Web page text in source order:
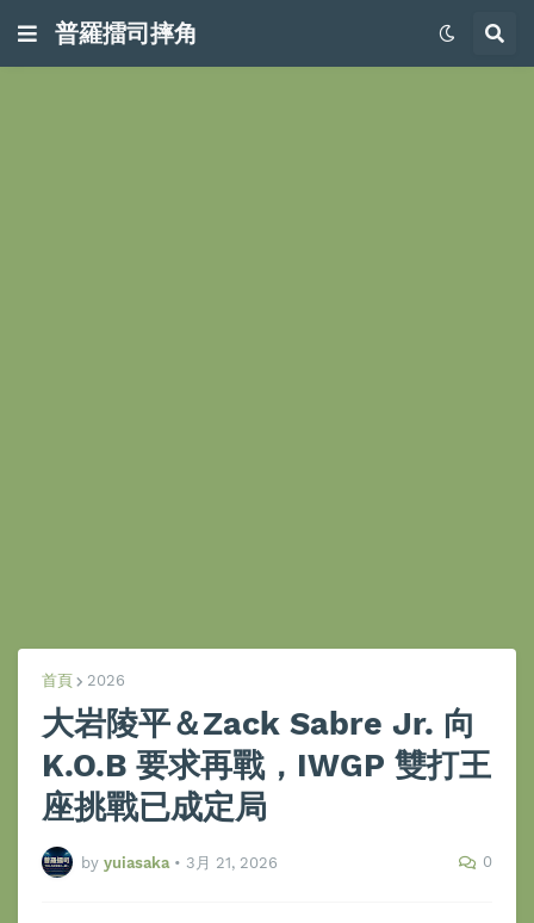
普羅擂司摔角
首頁 2026
大岩陵平＆Zack Sabre Jr. 向
K.O.B 要求再戰，IWGP 雙打王
座挑戰已成定局
by yuiasaka • 3月 21, 2026 0